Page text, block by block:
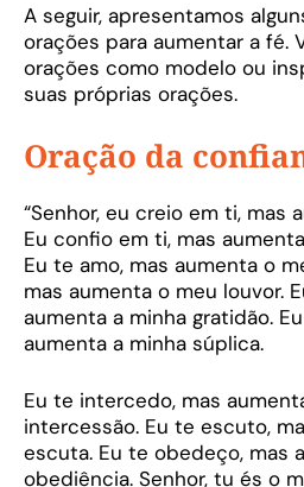
A seguir, apresentamos
orações para aumentar a fé.
orações como modelo ou
suas próprias orações.
Oração da
“Senhor, eu creio em ti, mas
Eu confio em ti, mas
Eu te amo, mas aumenta o
mas aumenta o meu louvor.
aumenta a minha gratidão.
aumenta a minha súplica.
Eu te intercedo, mas
intercessão. Eu te escuto,
escuta. Eu te obedeço, mas
obediência. Senhor, tu és o